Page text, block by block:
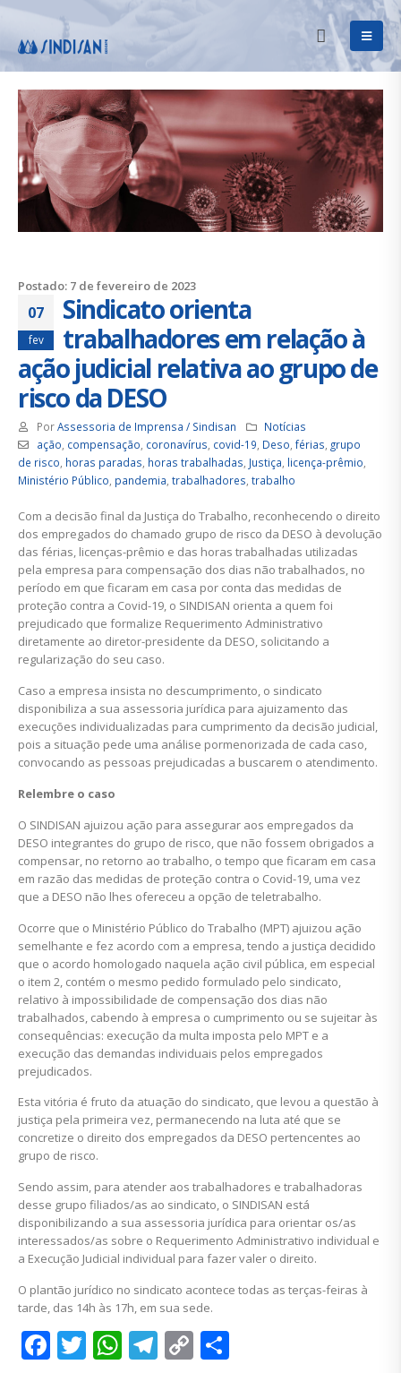
Postado: 7 de fevereiro de 2023
07
fev
Sindicato orienta
trabalhadores em relação à
ação judicial relativa ao grupo de
risco da DESO
PorAssessoria de Imprensa / Sindisan
Notícias
ação, compensação, coronavírus, covid-19, Deso, férias, grupo
de risco, horas paradas, horas trabalhadas, Justiça, licença-prêmio,
Ministério Público, pandemia, trabalhadores, trabalho
Com a decisão final da Justiça do Trabalho, reconhecendo o direito
dos empregados do chamado grupo de risco da DESO à devolução
das férias, licenças-prêmio e das horas trabalhadas utilizadas
pela empresa para compensação dos dias não trabalhados, no
período em que ficaram em casa por conta das medidas de
proteção contra a Covid-19, o SINDISAN orienta a quem foi
prejudicado que formalize Requerimento Administrativo
diretamente ao diretor-presidente da DESO, solicitando a
regularização do seu caso.
Caso a empresa insista no descumprimento, o sindicato
disponibiliza a sua assessoria jurídica para ajuizamento das
execuções individualizadas para cumprimento da decisão judicial,
pois a situação pede uma análise pormenorizada de cada caso,
convocando as pessoas prejudicadas a buscarem o atendimento.
Relembre o caso
O SINDISAN ajuizou ação para assegurar aos empregados da
DESO integrantes do grupo de risco, que não fossem obrigados a
compensar, no retorno ao trabalho, o tempo que ficaram em casa
em razão das medidas de proteção contra o Covid-19, uma vez
que a DESO não lhes ofereceu a opção de teletrabalho.
Ocorre que o Ministério Público do Trabalho (MPT) ajuizou ação
semelhante e fez acordo com a empresa, tendo a justiça decidido
que o acordo homologado naquela ação civil pública, em especial
o item 2, contém o mesmo pedido formulado pelo sindicato,
relativo à impossibilidade de compensação dos dias não
trabalhados, cabendo à empresa o cumprimento ou se sujeitar às
consequências: execução da multa imposta pelo MPT e a
execução das demandas individuais pelos empregados
prejudicados.
Esta vitória é fruto da atuação do sindicato, que levou a questão à
justiça pela primeira vez, permanecendo na luta até que se
concretize o direito dos empregados da DESO pertencentes ao
grupo de risco.
Sendo assim, para atender aos trabalhadores e trabalhadoras
desse grupo filiados/as ao sindicato, o SINDISAN está
disponibilizando a sua assessoria jurídica para orientar os/as
interessados/as sobre o Requerimento Administrativo individual e
a Execução Judicial individual para fazer valer o direito.
O plantão jurídico no sindicato acontece todas as terças-feiras à
tarde, das 14h às 17h, em sua sede.
Facebook
Twitter
WhatsApp
Telegram
Copy